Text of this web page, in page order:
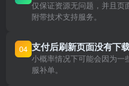
仅保证资源无问题，并且页
附带技术支持服务。
04 支付后刷新页面没有下
小概率情况下可能会因为一
服补单。